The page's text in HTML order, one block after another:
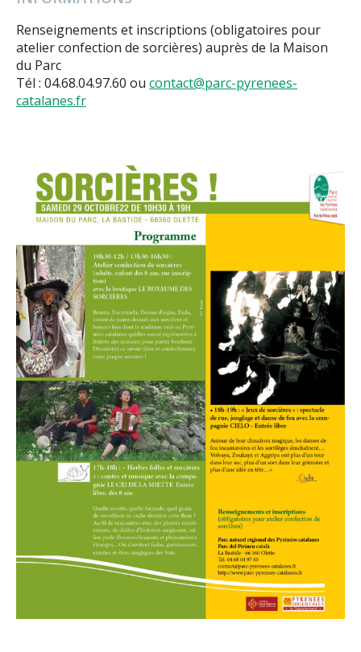
Renseignements et inscriptions (obligatoires pour
atelier confection de sorcières) auprès de la Maison
du Parc
Tél : 04.68.04.97.60 ou contact@parc-pyrenees-
catalanes.fr